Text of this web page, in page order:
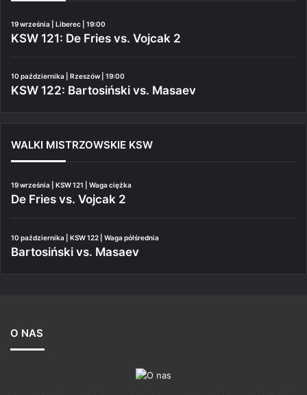
19 września | Liberec | 19:00
KSW 121: De Fries vs. Vojcak 2
10 października | Rzeszów | 19:00
KSW 122: Bartosiński vs. Masaev
WALKI MISTRZOWSKIE KSW
19 września | KSW 121 | Waga ciężka
De Fries vs. Vojcak 2
10 października | KSW 122 | Waga półśrednia
Bartosiński vs. Masaev
O NAS